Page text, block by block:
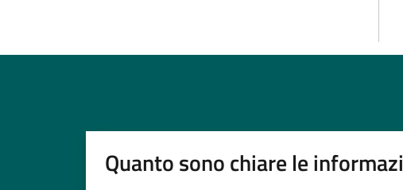
Quanto sono chiare le